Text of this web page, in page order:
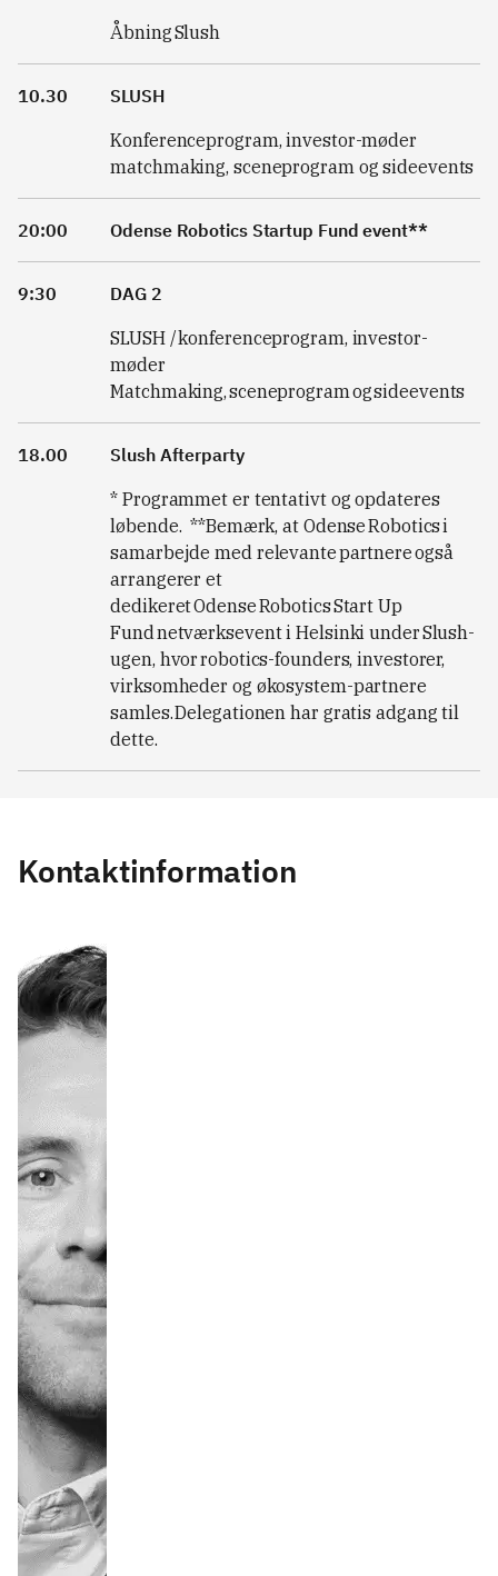
Åbning Slush
10.30
SLUSH
Konferenceprogram, investor-møder
matchmaking, sceneprogram og sideevents
20:00 Odense Robotics Startup Fund event**
9:30
DAG 2
SLUSH / konferenceprogram, investor-
møder
Matchmaking, sceneprogram og sideevents
18.00
Slush Afterparty
* Programmet er tentativt og opdateres
løbende. **Bemærk, at Odense Robotics i
samarbejde med relevante partnere også
arrangerer et
dedikeret Odense Robotics Start Up
Fund netværksevent i Helsinki under Slush-
ugen, hvor robotics-founders, investorer,
virksomheder og økosystem-partnere
samles. Delegationen har gratis adgang til
dette.
Kontaktinformation